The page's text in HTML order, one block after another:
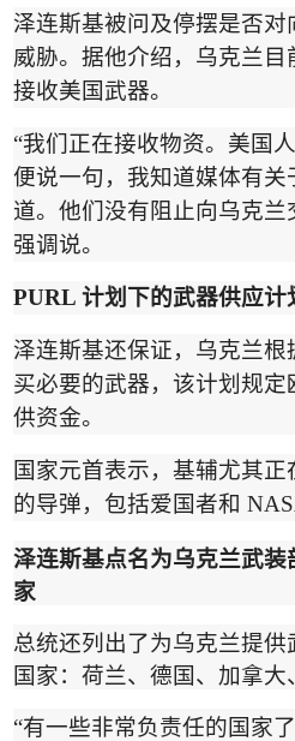
泽连斯基被问及停摆是否
威胁。据他介绍，乌克兰目
接收美国武器。
“我们正在接收物资。美国
便说一句，我知道媒体有
道。他们没有阻止向乌克兰
强调说。
PURL 计划下的武器供应计
泽连斯基还保证，乌克兰根
买必要的武器，该计划规
供资金。
国家元首表示，基辅尤其
的导弹，包括爱国者和
泽连斯基点名为乌克兰武装
家
总统还列出了为乌克兰提
国家：荷兰、德国、加拿大
“有一些非常负责任的国家